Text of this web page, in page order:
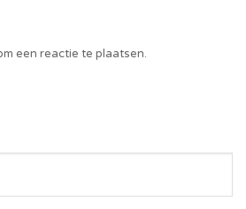
een reactie te plaatsen.